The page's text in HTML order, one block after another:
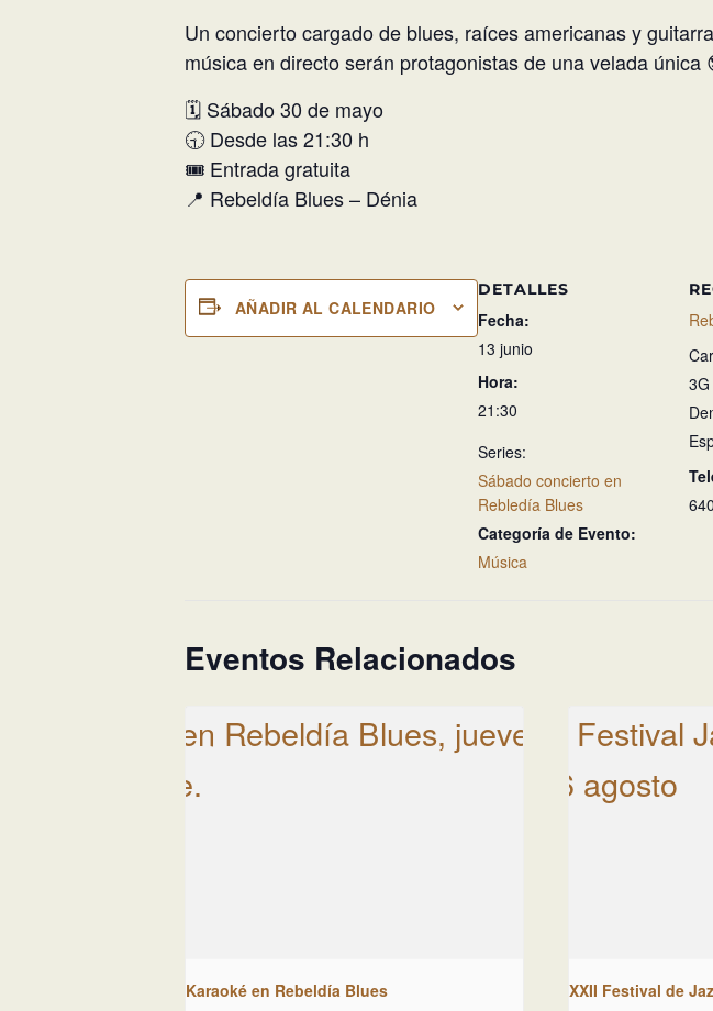
Un concierto cargado de blues, raíces americanas y
música en directo serán protagonistas de una velada única
🗓 Sábado 30 de mayo
🕤 Desde las 21:30 h
🎟 Entrada gratuita
📍 Rebeldía Blues – Dénia
AÑADIR AL CALENDARIO
DETALLES
Fecha:
13 junio
Hora:
21:30
Series:
Sábado concierto en
Rebledía Blues
Categoría de Evento:
Música
3G
Eventos Relacionados
Karaoké en Rebeldía Blues XXII Festival de